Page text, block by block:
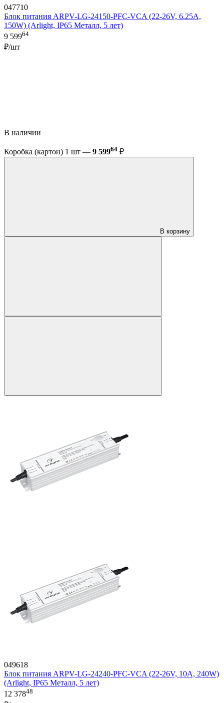
047710
Блок питания ARPV-LG-24150-PFC-VCA (22-26V, 6.25A,
150W) (Arlight, IP65 Металл, 5 лет)
9 59964
₽/шт
В наличии
Коробка (картон) 1 шт — 9 59964 ₽
В корзину
049618
Блок питания ARPV-LG-24240-PFC-VCA (22-26V, 10A, 240W)
(Arlight, IP65 Металл, 5 лет)
12 37848